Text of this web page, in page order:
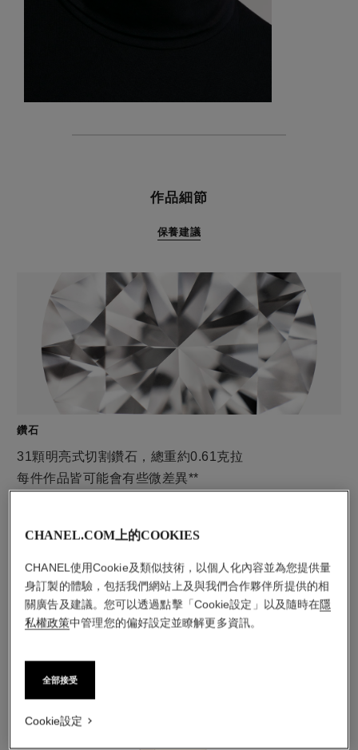
作品細節
保養建議
鑽石
31顆明亮式切割鑽石，總重約0.61克拉
每件作品皆可能會有些微差異**
18K BEIGE米色金
CHANEL.COM上的COOKIES
CHANEL使用Cookie及類似技術，以個人化內容並為您提供量
身訂製的體驗，包括我們網站上及與我們合作夥伴所提供的相
關廣告及建議。您可以透過點擊「Cookie設定」以及隨時在隱
私權政策中管理您的偏好設定並瞭解更多資訊。
全部接受
Cookie設定